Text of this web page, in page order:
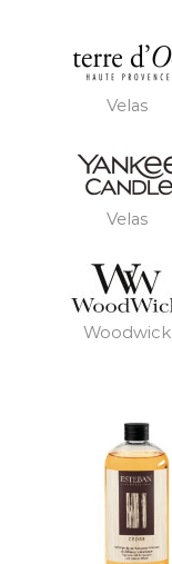
Velas
Velas
Woodwick